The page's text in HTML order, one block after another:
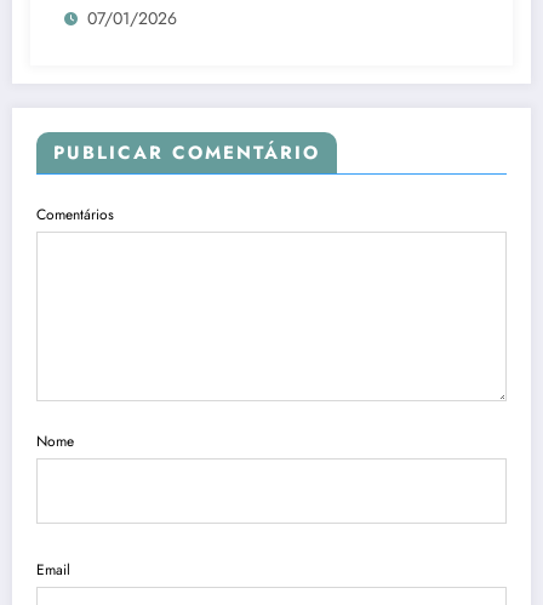
07/01/2026
PUBLICAR COMENTÁRIO
Comentários
Nome
Email